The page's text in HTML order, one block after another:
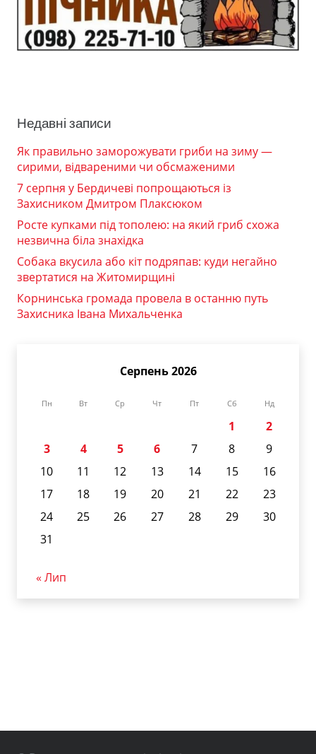
Недавні записи
Як правильно заморожувати гриби на зиму —
сирими, відвареними чи обсмаженими
7 серпня у Бердичеві попрощаються із
Захисником Дмитром Плаксюком
Росте купками під тополею: на який гриб схожа
незвична біла знахідка
Собака вкусила або кіт подряпав: куди негайно
звертатися на Житомирщині
Корнинська громада провела в останню путь
Захисника Івана Михальченка
Серпень 2026
Пн Вт Ср Чт Пт Сб Нд
1
2
3
4 5 6 7 8
9
10
11 12 13 14 15
16
17
18 19 20 21 22
23
24
25 26 27 28 29
30
31
« Лип